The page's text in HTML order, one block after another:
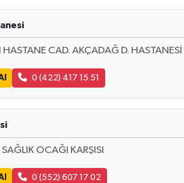
CAD. AKÇADAĞ D. HASTANESİ
0 (422) 417 15 51
OCAĞI KARŞISI
0 (552) 607 17 02